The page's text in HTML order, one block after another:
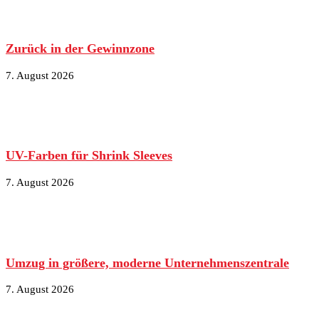
Zurück in der Gewinnzone
7. August 2026
UV-Farben für Shrink Sleeves
7. August 2026
Umzug in größere, moderne Unternehmenszentrale
7. August 2026